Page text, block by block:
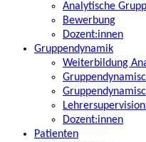
Analytische
Bewerbung
Dozent:innen
Gruppendynamik
Weiterbildung
Dozent:innen
Patienten